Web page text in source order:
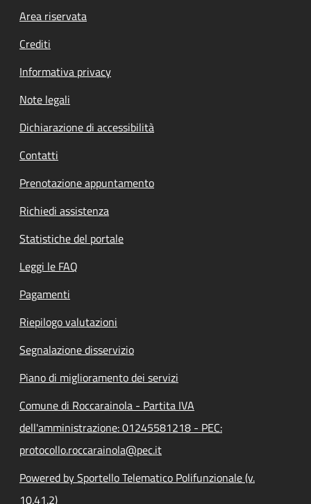
Footer menu
Area riservata
Crediti
Informativa privacy
Note legali
Dichiarazione di accessibilità
Contatti
Prenotazione appuntamento
Richiedi assistenza
Statistiche del portale
Leggi le FAQ
Pagamenti
Riepilogo valutazioni
Segnalazione disservizio
Piano di miglioramento dei servizi
Comune di Roccarainola - Partita IVA
dell'amministrazione: 01245581218 - PEC:
protocollo.roccarainola@pec.it
Powered by Sportello Telematico Polifunzionale (v.
10.41.2)